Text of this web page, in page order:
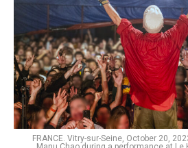
FRANCE. Vitry-sur-Seine, October 20,